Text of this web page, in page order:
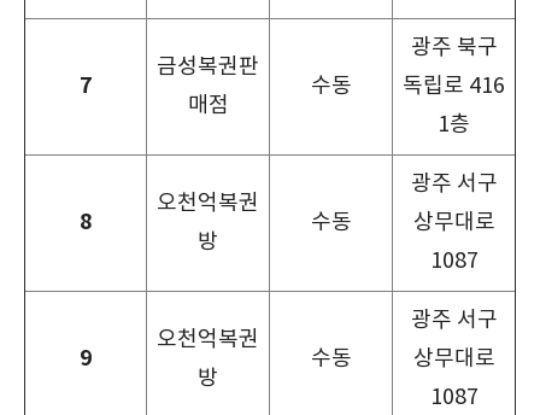
7
금성복권판
매점
수동
광주 북구
독립로 416
1층
8
오천억복권
방
수동
광주 서구
상무대로
1087
9
오천억복권
방
수동
광주 서구
상무대로
1087